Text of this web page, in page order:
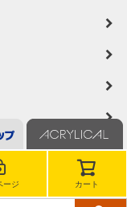
ージ カート